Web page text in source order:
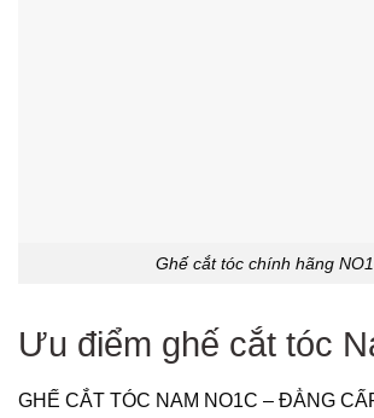
Ghế cắt tóc chính hãng
Ưu điểm ghế cắt tóc
GHẾ CẮT TÓC NAM NO1C – ĐẲNG